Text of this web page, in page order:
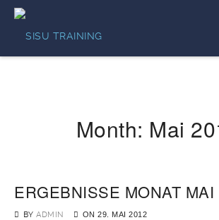
Month: Mai
ERGEBNISSE MONAT MAI
BY ADMIN ON 29. MAI 2012